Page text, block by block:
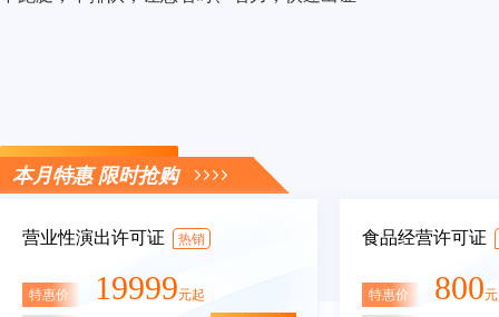
立即咨询
本月特惠 限时抢购
营业性演出许可证 热销
特惠价 19999元起
食品经营许可证
特惠价 800